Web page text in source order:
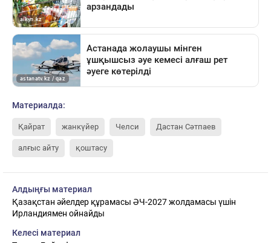
Материалда:
Қайрат жанкүйер Челси Дастан Сәтпаев
алғыс айту қоштасу
Алдыңғы материал
Қазақстан әйелдер құрамасы ӘЧ-2027 жолдамасы үшін
Ирландиямен ойнайды
Келесі материал